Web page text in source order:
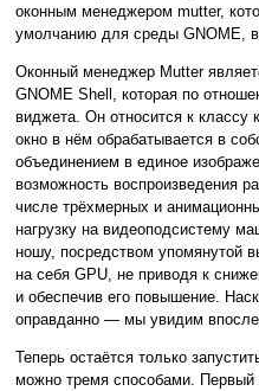
оконным менеджером mutter,
умолчанию для среды GNOME,
Оконный менеджер Mutter
GNOME Shell, которая по
виджета. Он относится к классу
окно в нём обрабатывается в
объединением в единое
возможность воспроизведения
числе трёхмерных и
нагрузку на видеоподсистему
ношу, посредством упомянутой
на себя GPU, не приводя к
и обеспечив его повышение.
оправданно — мы увидим
Теперь остаётся только
можно тремя способами.